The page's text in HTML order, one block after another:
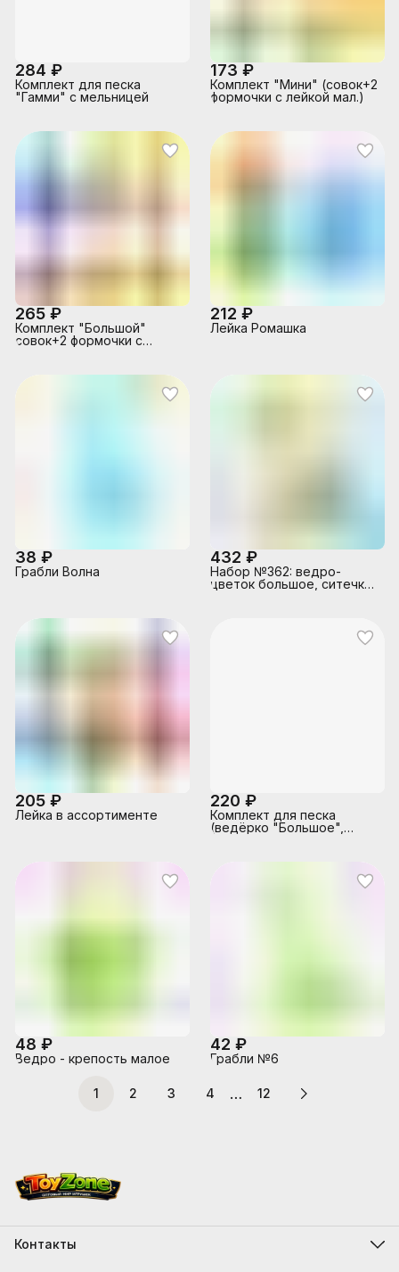
284 ₽
Комплект для песка
"Гамми" с мельницей
173 ₽
Комплект "Мини" (совок+2
формочки с лейкой мал.)
265 ₽
Комплект "Большой"
совок+2 формочки с
212 ₽
Лейка Ромашка
38 ₽
Грабли Волна
432 ₽
Набор №362: ведро-
цветок большое, ситечко-
морской конёк + морская
звезда №1 + ракушка №1)
205 ₽
Лейка в ассортименте
220 ₽
Комплект для песка
(ведёрко "Большое",
48 ₽
Ведро - крепость малое
42 ₽
Грабли №6
1 2 3 4 … 12
Контакты